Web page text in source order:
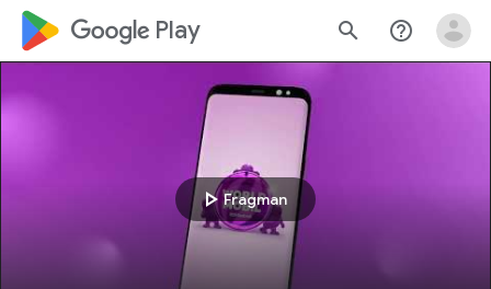
google_logo Play search help_outline
play_arrowFragman